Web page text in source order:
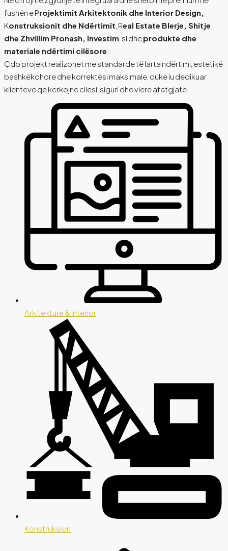
fushën e Projektimit Arkitektonik dhe Interior Design,
Konstruksionit dhe Ndërtimit , Real Estate Blerje, Shitje
dhe Zhvillim Pronash, Investim , si dheprodukte dhe
materiale ndërtimi cilësore
Çdo projekt realizohet me standarde të larta ndërtimi, estetikë
bashkëkohore dhe korrektësi maksimale, duke iu dedikuar
klientëve që kërkojnë cilësi, siguri dhe vlerë afatgjatë.
Arkitekture & Interior
Konstruksion